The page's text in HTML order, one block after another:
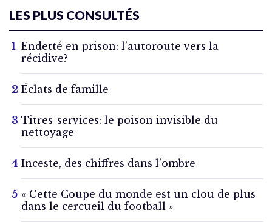
LES PLUS CONSULTÉS
Endetté en prison: l’autoroute vers la
récidive?
Éclats de famille
Titres-services: le poison invisible du
nettoyage
Inceste, des chiffres dans l’ombre
« Cette Coupe du monde est un clou de plus
dans le cercueil du football »